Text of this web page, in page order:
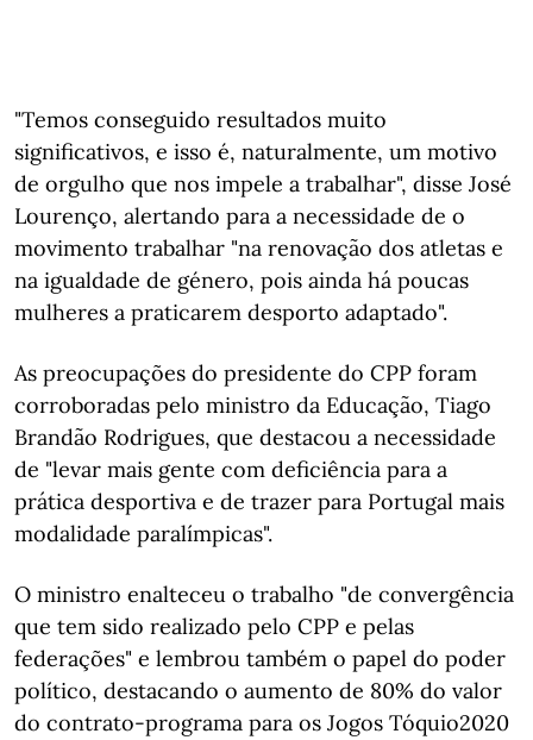
"Temos conseguido resultados muito
significativos, e isso é, naturalmente, um motivo
de orgulho que nos impele a trabalhar", disse José
Lourenço, alertando para a necessidade de o
movimento trabalhar "na renovação dos atletas e
na igualdade de género, pois ainda há poucas
mulheres a praticarem desporto adaptado".
As preocupações do presidente do CPP foram
corroboradas pelo ministro da Educação, Tiago
Brandão Rodrigues, que destacou a necessidade
de "levar mais gente com deficiência para a
prática desportiva e de trazer para Portugal mais
modalidade paralímpicas".
O ministro enalteceu o trabalho "de convergência
que tem sido realizado pelo CPP e pelas
federações" e lembrou também o papel do poder
político, destacando o aumento de 80% do valor
do contrato-programa para os Jogos Tóquio2020